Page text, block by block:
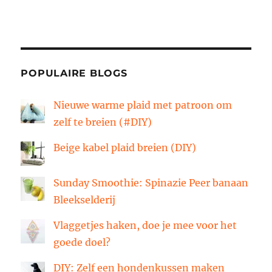
POPULAIRE BLOGS
Nieuwe warme plaid met patroon om
zelf te breien (#DIY)
Beige kabel plaid breien (DIY)
Sunday Smoothie: Spinazie Peer banaan
Bleekselderij
Vlaggetjes haken, doe je mee voor het
goede doel?
DIY: Zelf een hondenkussen maken